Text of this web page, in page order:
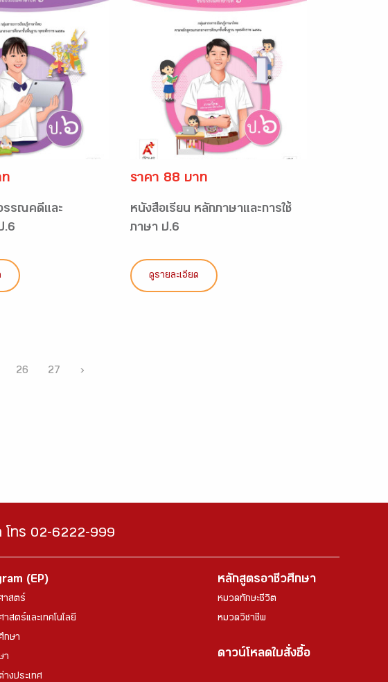
ท
รรณคดีและ
.6
ราคา 88 บาท
หนังสือเรียน หลักภาษาและการใช้
ภาษา ป.6
ดูรายละเอียด
26 27 ›
โทร 02-6222-999
(EP)
าสตร์
สตร์และเทคโนโลยี
กษา
า
งประเทศ
หลักสูตรอาชีวศึกษา
หมวดทักษะชีวิต
หมวดวิชาชีพ
ดาวน์โหลดใบสั่งซื้อ